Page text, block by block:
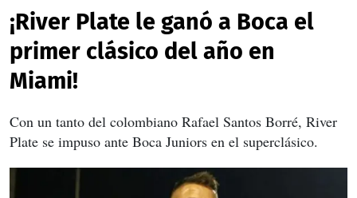
¡River Plate le ganó a Boca el
primer clásico del año en
Miami!
Con un tanto del colombiano Rafael Santos Borré, River
Plate se impuso ante Boca Juniors en el superclásico.